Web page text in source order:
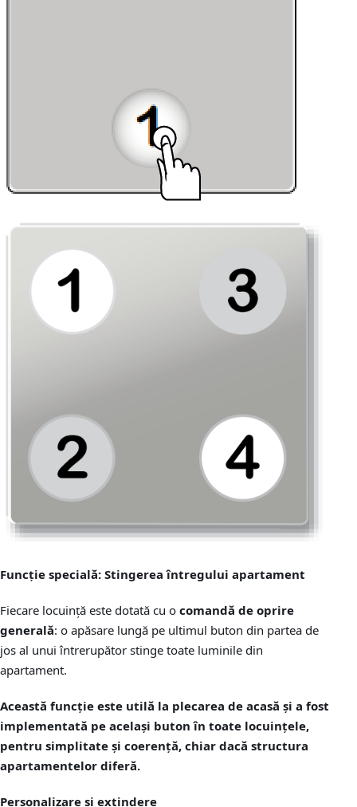
Funcție specială: Stingerea întregului apartament
Fiecare locuință este dotată cu o comandă de oprire
generală: o apăsare lungă pe ultimul buton din partea de
jos al unui întrerupător stinge toate luminile din
apartament.
Această funcție este utilă la plecarea de acasă și a fost
implementată pe același buton în toate locuințele,
pentru simplitate și coerență, chiar dacă structura
apartamentelor diferă.
Personalizare și extindere